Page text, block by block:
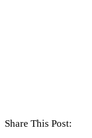
Share This Post: